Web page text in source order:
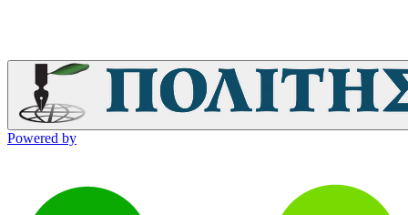
Powered by